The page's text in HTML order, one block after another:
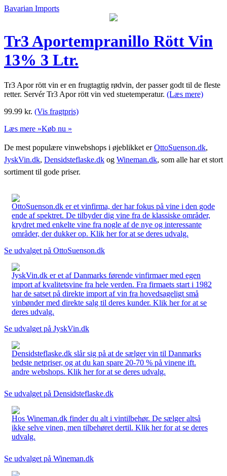
Bavarian Imports
Tr3 Aportempranillo Rött Vin
13% 3 Ltr.
Tr3 Apor rött vin er en frugtagtig rødvin, der passer godt til de fleste
retter. Servér Tr3 Apor rött vin ved stuetemperatur. (Læs mere)
99.99 kr. (Vis fragtpris)
Læs mere »Køb nu »
De mest populære vinwebshops i øjeblikket erOttoSuenson.dk,
JyskVin.dk, Densidsteflaske.dk og Wineman.dk, som alle har et stort
sortiment til gode priser.
OttoSuenson.dk er et vinfirma, der har fokus på vine i den gode
ende af spektret. De tilbyder dig vine fra de klassiske områder,
krydret med enkelte vine fra nogle af de nye og interessante
områder, der dukker op. Klik her for at se deres udvalg.
Se udvalget på OttoSuenson.dk
JyskVin.dk er et af Danmarks førende vinfirmaer med egen
import af kvalitetsvine fra hele verden. Fra firmaets start i 1982
har de satset på direkte import af vin fra hovedsageligt små
vinbønder med direkte salg til deres kunder. Klik her for at se
deres udvalg.
Se udvalget på JyskVin.dk
Densidsteflaske.dk slår sig på at de sælger vin til Danmarks
bedste netpriser, og at du kan spare 20-70 % på vinene ift.
andre webshops. Klik her for at se deres udvalg.
Se udvalget på Densidsteflaske.dk
Hos Wineman.dk finder du alt i vintilbehør. De sælger altså
ikke selve vinen, men tilbehøret dertil. Klik her for at se deres
udvalg.
Se udvalget på Wineman.dk